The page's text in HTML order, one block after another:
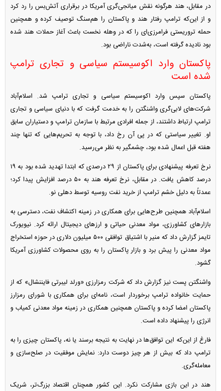
در مقابل، هند هرگونه نقش میانجی‌گری آمریکا در برقراری آتش‌بس را رد کرد
و از این‌که ترامپ رفتار هند و پاکستان را هم‌سنگ توصیف کرده و همچنین
حمله تروریستی فرامرزی‌ای را که در وهله نخست باعث آغاز حملات هند شده
بود نادیده گرفته است، به‌شدت ناراضی بود.
پاکستان وارد اکوسیستم سیاسی و تجاری ترامپ
شده است
پاکستان سپس وارد اکوسیستم سیاسی و تجاری ترامپ شد. اسلام‌آباد
شرکت‌های لابی‌گری واشنگتن را به خدمت گرفت که با دنیای سیاسی و تجاری
ترامپ ارتباط داشتند، از جمله افرادی مرتبط با سازمان ترامپ و دستیاران سابق
او. تغییر سیاستی که در پی آن رخ داد، با توجه به تحریم‌هایی که تنها چند
هفته قبل اعمال شده بود، چشمگیر به نظر می‌رسید.
نرخ تعرفه پیشنهادی برای پاکستان از ۲۹ درصدی که ابتدا تهدید شده بود به ۱۹
درصد کاهش یافت. در مقابل، نرخ تعرفه هند به ۵۰ درصد افزایش پیدا کرد؛
عمدتاً به دلیل خشم ترامپ از خرید نفت روسیه توسط دهلی نو.
اسلام‌آباد همچنین طرح‌هایی برای همکاری در زمینه اکتشاف نفت، دسترسی به
بازار‌های کشاورزی، مواد معدنی حیاتی و ارز‌های دیجیتال ارائه کرد. نیویورک
تایمز گزارش داد که منیر با اشتیاق توافقی ۵۰۰ میلیون دلاری در حوزه استخراج
مواد معدنی را پیش برد و بازار پاکستان را به روی محصولات کشاورزی آمریکا
گشود.
واشنگتن پست نیز گزارش داد که شرکت رمزارزی «ورلد لیبرتی فایننشال» که از
حمایت خانواده ترامپ برخوردار است، نامه‌ای برای همکاری با شورای رمزارز
پاکستان امضا کرده و پاکستان همچنین همکاری در زمینه مواد معدنی کمیاب و
انرژی را پیشنهاد داده است.
فارغ از این‌که این توافق‌ها در نهایت به نتیجه برسند یا نه، پاکستان چیزی را به
ترامپ داد که بیش از هر چیز دوست دارد: نمایش موفقیت در صلح‌سازی و
معامله‌گری.
هند در این بازی مشارکت نکرد. این کشور همچنان اقتصاد بزرگ‌تر، شریک